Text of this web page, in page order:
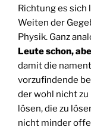
Richtung es sich
Weiten der
Physik. Ganz
Leute schon,
damit die
vorzufindende
der wohl nicht
lösen, die zu
nicht minder